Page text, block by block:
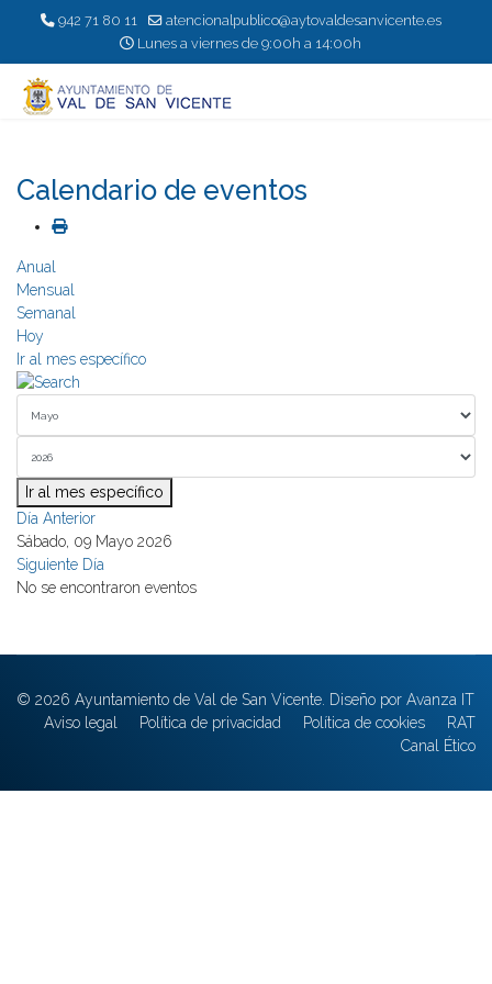
942 71 80 11
atencionalpublico@aytovaldesanvicente.es
Lunes a viernes de 9:00h a 14:00h
Calendario de eventos
Anual
Mensual
Semanal
Hoy
Ir al mes específico
Ir al mes específico
Día Anterior
Sábado, 09 Mayo 2026
Siguiente Día
No se encontraron eventos
© 2026 Ayuntamiento de Val de San Vicente. Diseño por Avanza IT
Aviso legal
Política de privacidad Política de cookies
RAT
Canal Ético